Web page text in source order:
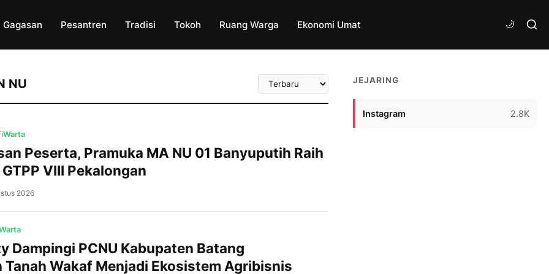
Gagasan Pesantren Tradisi Tokoh Ruang Warga Ekonomi Umat
NU
Urutkan
Artikel
Warta
Peserta, Pramuka MA NU 01 Banyuputih Raih
VIII Pekalongan
ditorehkan Pramuka MA NU 01 Banyuputih Kabupaten
ratusan peserta dari berbagai sekolah dan madrasah,
Dewan Ambalan Hasyim Asy’ari–Rasuna Said
2026
Dampingi PCNU Kabupaten Batang
Tanah Wakaf Menjadi Ekosistem Agribisnis
JEJARING
Instagram 2.8K